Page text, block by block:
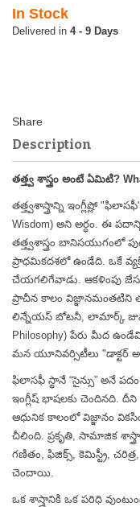
In Stock
4 - 9 Days
Description
తత్త్వ శాస్త్రం అంటే ఏమిటి?
తత్త్వశాస్త్రాన్ని ఇంగ్లీష్లో
Wisdom) అని అర్ధం. ఈ
తత్త్వశాస్త్రం బానిసయుగంలో
ప్రాధమికదశలో ఉండేది. ఒకే
చేయగలిగేవాడు. ఆకళింపు
ప్రాచీన కాలం విజ్ఞానమంతటిని
లిన్నేయస్ బోటనీ, లామార్క్
Philosophy) పేరు మీద
మన యూనివర్సిటీలు "డాక్టర్
ఫిలాసఫీ స్థానే “సైన్సు” అనే
ఇంగ్లీష్ భాషలకు చెందినది.
ఆధునిక కాలంలో విజ్ఞానం
చీలింది. ప్రకృతి, సామాజిక
గణితం, ఫిజిక్స్, కెమిస్ట్రీ,
చెందాయి.
ఒక శాస్త్రానికి ఒక పరిధి